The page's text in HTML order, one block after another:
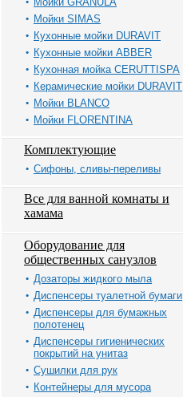
Мойки SIMAS
Кухонные мойки DURAVIT
Кухонные мойки ABBER
Кухонная мойка CERUTTISPA
Керамические мойки DURAVIT
Мойки BLANCO
Мойки FLORENTINA
Комплектующие
Сифоны, сливы-переливы
Все для ванной комнаты и
хамама
Оборудование для
общественных санузлов
Дозаторы жидкого мыла
Диспенсеры туалетной бумаги
Диспенсеры для бумажных
полотенец
Диспенсеры гигиенических
покрытий на унитаз
Сушилки для рук
Контейнеры для мусора